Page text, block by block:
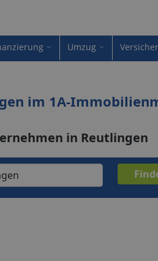
Umzug
im 1A-
in Reutlingen